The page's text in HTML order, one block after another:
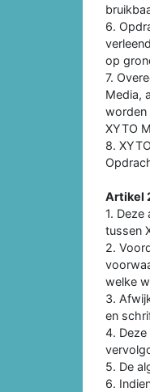
6.
op
7.
Media,
worden
XYTO
8.
Artikel
1.
tussen
2.
welke
3.
en
4.
5. De
6.